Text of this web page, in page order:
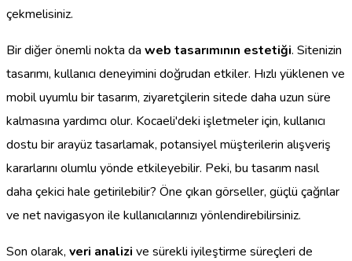
çekmelisiniz.
Bir diğer önemli nokta da web tasarımının estetiği. Sitenizin
tasarımı, kullanıcı deneyimini doğrudan etkiler. Hızlı yüklenen ve
mobil uyumlu bir tasarım, ziyaretçilerin sitede daha uzun süre
kalmasına yardımcı olur. Kocaeli'deki işletmeler için, kullanıcı
dostu bir arayüz tasarlamak, potansiyel müşterilerin alışveriş
kararlarını olumlu yönde etkileyebilir. Peki, bu tasarım nasıl
daha çekici hale getirilebilir? Öne çıkan görseller, güçlü çağrılar
ve net navigasyon ile kullanıcılarınızı yönlendirebilirsiniz.
Son olarak, veri analizi ve sürekli iyileştirme süreçleri de